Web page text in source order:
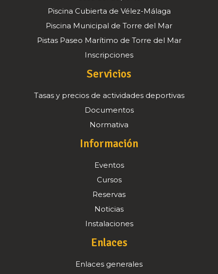
Piscina Cubierta de Vélez-Málaga
Piscina Municipal de Torre del Mar
Pistas Paseo Marítimo de Torre del Mar
Inscripciones
Servicios
Tasas y precios de actividades deportivas
Documentos
Normativa
Información
Eventos
Cursos
Reservas
Noticias
Instalaciones
Enlaces
Enlaces generales